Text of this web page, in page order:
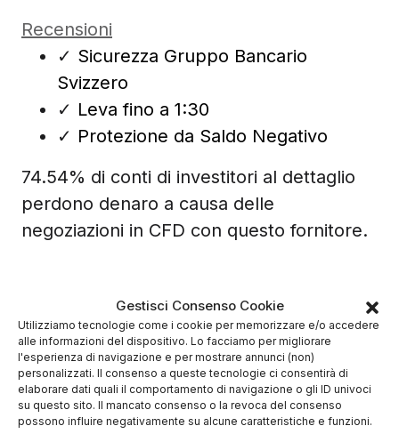
Gestisci Consenso Cookie
Utilizziamo tecnologie come i cookie per memorizzare e/o accedere
alle informazioni del dispositivo. Lo facciamo per migliorare
l'esperienza di navigazione e per mostrare annunci (non)
personalizzati. Il consenso a queste tecnologie ci consentirà di
elaborare dati quali il comportamento di navigazione o gli ID univoci
su questo sito. Il mancato consenso o la revoca del consenso
possono influire negativamente su alcune caratteristiche e funzioni.
Recensioni
✓ Sicurezza Gruppo Bancario
Svizzero
✓ Leva fino a 1:30
✓ Protezione da Saldo Negativo
74.54% di conti di investitori al dettaglio
perdono denaro a causa delle
negoziazioni in CFD con questo fornitore.